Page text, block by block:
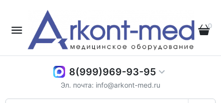
0
8(999)969-93-95
Эл. почта: info@arkont-med.ru